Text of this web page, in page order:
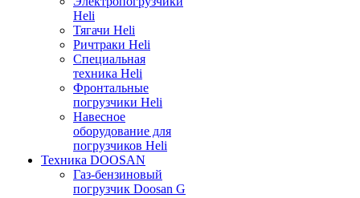
Heli
Тягачи Heli
Ричтраки Heli
Специальная
техника Heli
Фронтальные
погрузчики Heli
Навесное
оборудование для
погрузчиков Heli
Техника DOOSAN
Газ-бензиновый
погрузчик Doosan G